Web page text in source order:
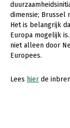
Glastuinbouw
Webinars
Over LTO
LTO Nederland
Bestuur en
Jaarverslag
dimensie; Brussel
Het is belangrijk
Europa mogelijk
niet alleen door
Europees.
Lees hier de